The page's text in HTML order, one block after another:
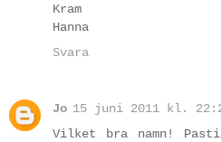
Kram
Hanna
Svara
Jo 15 juni 2011 kl.
Vilket bra namn!